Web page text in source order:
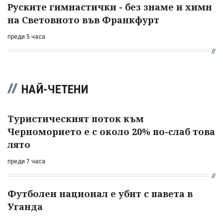
Руските гимнастички - без знаме и химн
на Световното във Франкфурт
преди 5 часа
НАЙ-ЧЕТЕНИ
Туристическият поток към
Черноморието е с около 20% по-слаб това
лято
преди 7 часа
Футболен национал е убит с павета в
Уганда